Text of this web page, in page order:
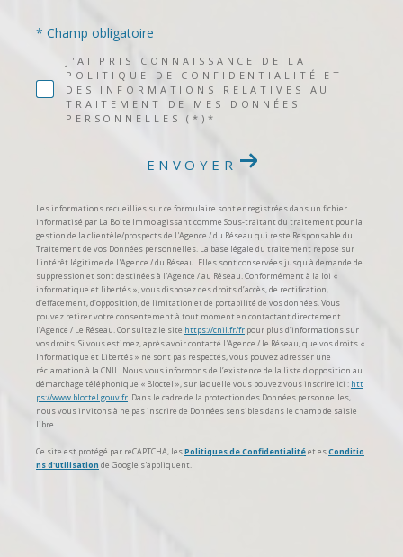
J'AI PRIS CONNAISSANCE DE LA
POLITIQUE DE CONFIDENTIALITÉ ET
DES INFORMATIONS RELATIVES AU
TRAITEMENT DE MES DONNÉES
PERSONNELLES (*)*
* Champ obligatoire
ENVOYER
Les informations recueillies sur ce formulaire sont enregistrées dans un fichier
informatisé par La Boite Immo agissant comme Sous-traitant du traitement pour la
gestion de la clientèle/prospects de l'Agence / du Réseau qui reste Responsable du
Traitement de vos Données personnelles. La base légale du traitement repose sur
l'intérêt légitime de l'Agence / du Réseau. Elles sont conservées jusqu'à demande de
suppression et sont destinées à l'Agence / au Réseau. Conformément à la loi «
informatique et libertés », vous disposez des droits d’accès, de rectification,
d’effacement, d’opposition, de limitation et de portabilité de vos données. Vous
pouvez retirer votre consentement à tout moment en contactant directement
l’Agence / Le Réseau. Consultez le site https://cnil.fr/fr pour plus d’informations sur
vos droits. Si vous estimez, après avoir contacté l'Agence / le Réseau, que vos droits «
Informatique et Libertés » ne sont pas respectés, vous pouvez adresser une
réclamation à la CNIL. Nous vous informons de l’existence de la liste d'opposition au
démarchage téléphonique « Bloctel », sur laquelle vous pouvez vous inscrire ici : htt
ps://www.bloctel.gouv.fr. Dans le cadre de la protection des Données personnelles,
nous vous invitons à ne pas inscrire de Données sensibles dans le champ de saisie
libre.
Ce site est protégé par reCAPTCHA, lesPolitiques de Confidentialitéet esConditio
ns d'utilisation de Google s'appliquent.